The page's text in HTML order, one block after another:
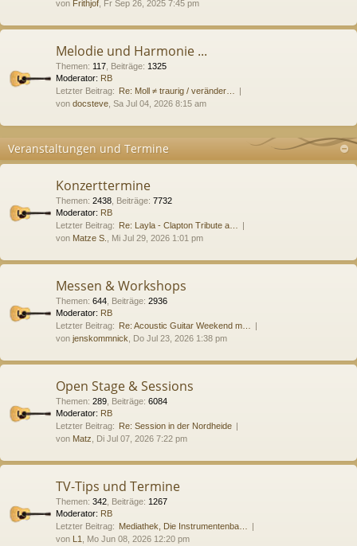
von Frithjof , Fr Sep 26, 2025 7:45 pm
Melodie und Harmonie ...
Themen: 117 Beiträge: 1325
Moderator: RB
Letzter Beitrag: Re: Moll ≠ traurig / veränder…
von docsteve , Sa Jul 04, 2026 8:15 am
Veranstaltungen und Termine
Konzerttermine
Themen: 2438 Beiträge: 7732
Moderator: RB
Letzter Beitrag: Re: Layla - Clapton Tribute a…
von Matze S. , Mi Jul 29, 2026 1:01 pm
Messen & Workshops
Themen: 644 Beiträge: 2936
Moderator: RB
Letzter Beitrag: Re: Acoustic Guitar Weekend m…
von jenskommnick , Do Jul 23, 2026 1:38 pm
Open Stage & Sessions
Themen: 289 Beiträge: 6084
Moderator: RB
Letzter Beitrag: Re: Session in der Nordheide
von Matz , Di Jul 07, 2026 7:22 pm
TV-Tips und Termine
Themen: 342 Beiträge: 1267
Moderator: RB
Letzter Beitrag: Mediathek, Die Instrumentenba…
von L1 , Mo Jun 08, 2026 12:20 pm